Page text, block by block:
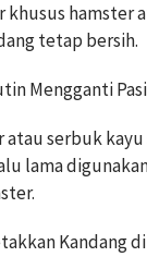
khusus hamster
tetap bersih.
Mengganti
atau serbuk
lama
Kandang